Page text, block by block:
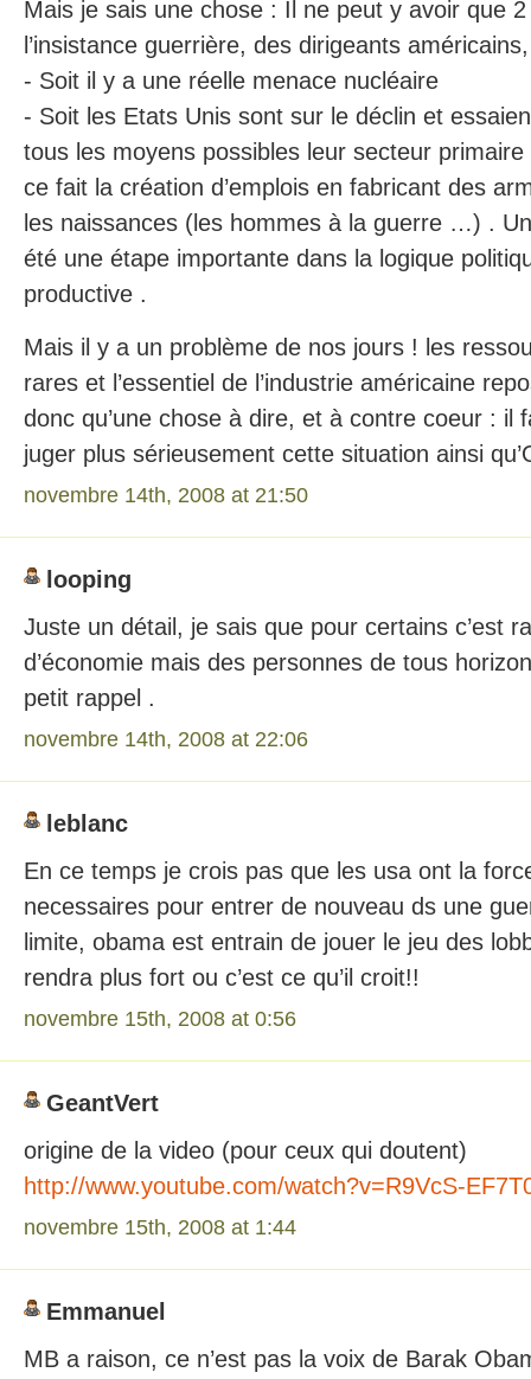
Mais je sais une chose : Il ne peut y avoir que
l’insistance guerrière, des dirigeants
- Soit il y a une réelle menace nucléaire
- Soit les Etats Unis sont sur le déclin et
tous les moyens possibles leur secteur
ce fait la création d’emplois en fabricant des
les naissances (les hommes à la guerre …) .
été une étape importante dans la logique
productive .
Mais il y a un problème de nos jours ! les
rares et l’essentiel de l’industrie américaine
donc qu’une chose à dire, et à contre coeur : il
juger plus sérieusement cette situation ainsi
novembre 14th, 2008 at 21:50
looping
Juste un détail, je sais que pour certains c’est
d’économie mais des personnes de tous
petit rappel .
novembre 14th, 2008 at 22:06
leblanc
En ce temps je crois pas que les usa ont la
necessaires pour entrer de nouveau ds une
limite, obama est entrain de jouer le jeu des
rendra plus fort ou c’est ce qu’il croit!!
novembre 15th, 2008 at 0:56
GeantVert
origine de la video (pour ceux qui doutent)
http://www.youtube.com/watch?v=R9VcS-
novembre 15th, 2008 at 1:44
Emmanuel
MB a raison, ce n’est pas la voix de Barak